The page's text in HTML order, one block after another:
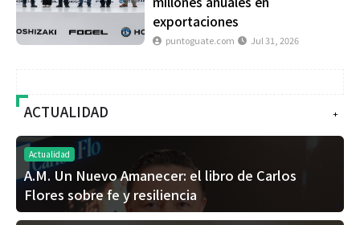
exportaciones
puntoguate.com Jul 31, 2026
+
ACTUALIDAD
Actualidad
A.M. Un Nuevo Amanecer: el libro de Carlos
Flores sobre fe y resiliencia